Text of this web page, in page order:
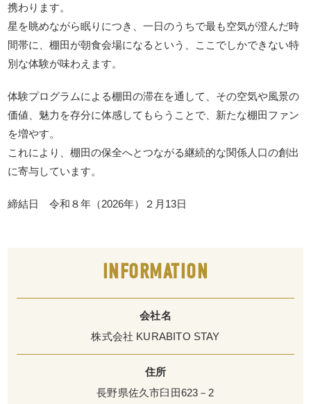
携わります。
星を眺めながら眠りにつき、一日のうちで最も空気が澄んだ時
間帯に、棚田が朝食会場になるという、ここでしかできない特
別な体験が味わえます。
体験プログラムによる棚田の滞在を通して、その空気や風景の
価値、魅力を存分に体感してもらうことで、新たな棚田ファン
を増やす。
これにより、棚田の保全へとつながる継続的な関係人口の創出
に寄与しています。
締結日 令和８年（2026年）２月13日
INFORMATION
会社名
株式会社 KURABITO STAY
住所
長野県佐久市臼田623－2